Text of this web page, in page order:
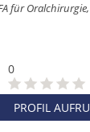
für
0
PROFIL